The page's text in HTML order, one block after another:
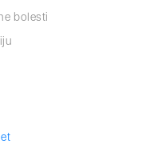
bolesti